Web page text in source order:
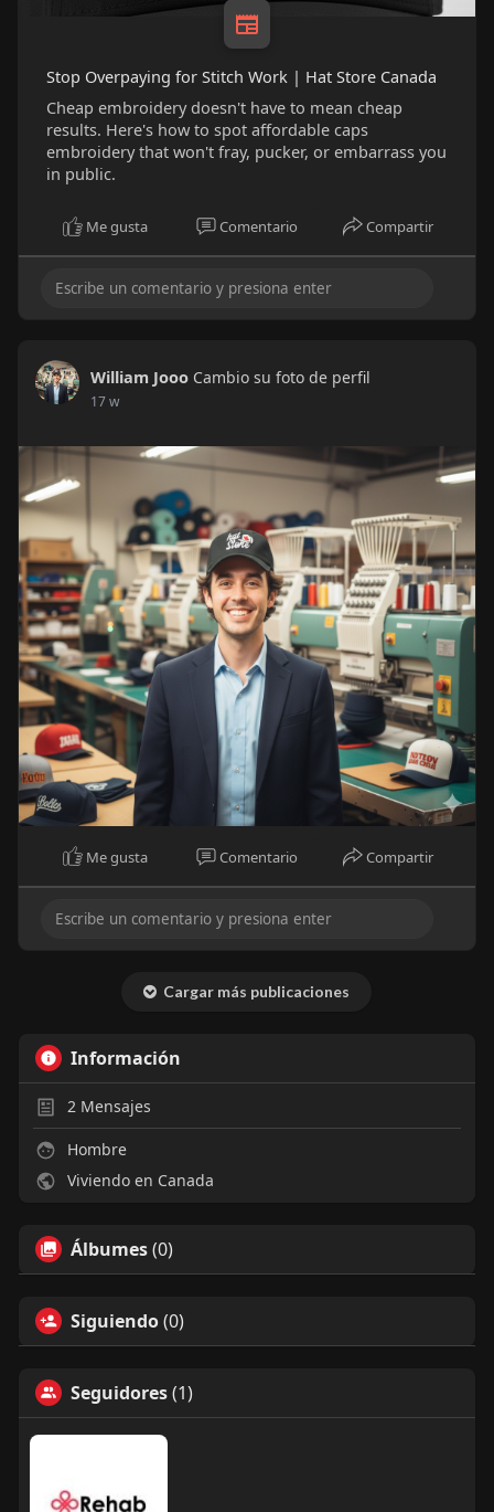
Stop Overpaying for Stitch Work | Hat Store Canada
Cheap embroidery doesn't have to mean cheap
results. Here's how to spot affordable caps
embroidery that won't fray, pucker, or embarrass you
in public.
Me gusta Comentario Compartir
William Jooo Cambio su foto de perfil
17 w
Me gusta Comentario Compartir
Cargar más publicaciones
Información
2Mensajes
Hombre
Viviendo en Canada
Álbumes(0)
Siguiendo(0)
Seguidores(1)